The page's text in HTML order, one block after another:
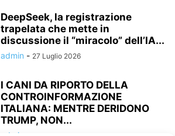
DeepSeek, la registrazione
trapelata che mette in
discussione il “miracolo” dell’IA...
admin - 27 Luglio 2026
I CANI DA RIPORTO DELLA
CONTROINFORMAZIONE
ITALIANA: MENTRE DERIDONO
TRUMP, NON...